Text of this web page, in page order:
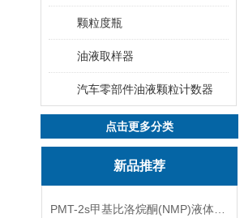
颗粒度瓶
油液取样器
汽车零部件油液颗粒计数器
点击更多分类
新品推荐